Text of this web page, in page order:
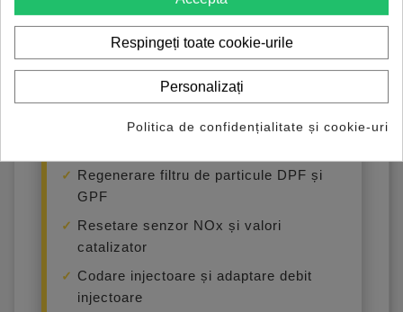
chei pierdute și adăugare chei noi)
Resetare unghi volan (SAS)
Reînvățare senzori presiune anvelope
Potrivire/învățare baterie nouă (Battery
Regenerare filtru de particule DPF și
GPF
Resetare senzor NOx și valori
catalizator
Codare injectoare și adaptare debit
injectoare
Respingeți toate cookie-urile
Personalizați
Politica de confidențialitate și cookie-uri